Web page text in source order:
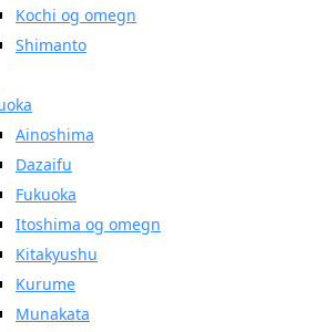
Kochi og omegn
Shimanto
Ainoshima
Dazaifu
Fukuoka
Itoshima og omegn
Kitakyushu
Kurume
Munakata